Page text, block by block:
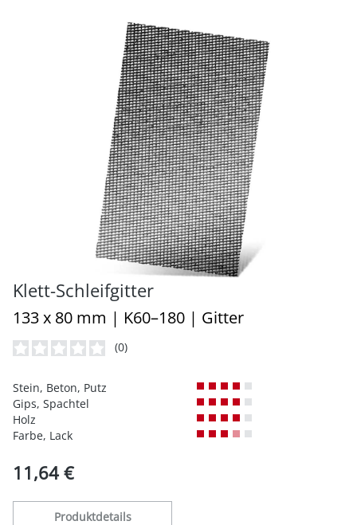
Klett-Schleifgitter
133 x 80 mm | K60–180 | Gitter
(0)
Stein, Beton, Putz
Gips, Spachtel
Holz
Farbe, Lack
11,64 €
Produktdetails